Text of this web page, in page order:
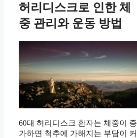
허리디스크로 인한 체
중 관리와 운동 방법
60대 허리디스크 환자는 체중이 증
가하면 척추에 가해지는 부담이 커